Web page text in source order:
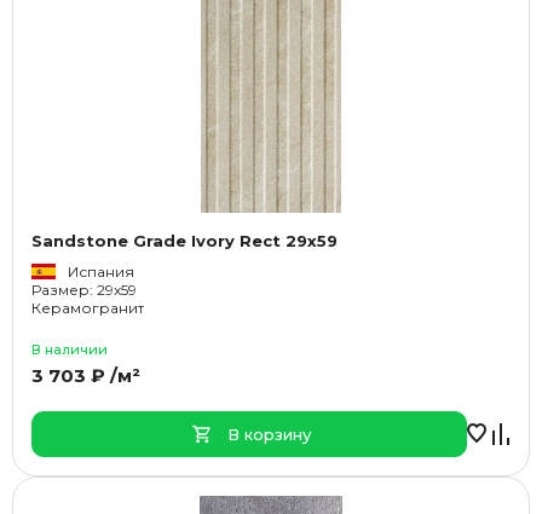
Sandstone Grade Ivory Rect 29x59
Испания
Размер: 29x59
Керамогранит
В наличии
3 703 ₽ /м²
В корзину